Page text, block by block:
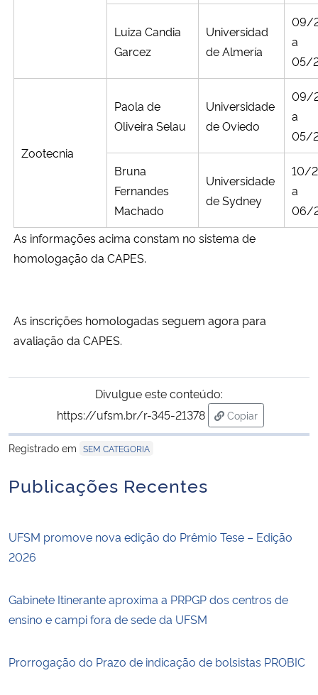
Luiza Candia
Garcez
Universidad
de Almería
09/
a
05/
Zootecnia
Paola de
Oliveira Selau
Universidade
de Oviedo
09/
a
05/
Bruna
Fernandes
Machado
Universidade
de Sydney
10/
a
06/
As informações acima constam no sistema de
homologação da CAPES.
As inscrições homologadas seguem agora para
avaliação da CAPES.
Divulgue este conteúdo:
https://ufsm.br/r-345-21378
Copiar
para área de
Registrado em SEM CATEGORIA
Publicações Recentes
UFSM promove nova edição do Prêmio Tese – Edição
2026
Gabinete Itinerante aproxima a PRPGP dos centros de
ensino e campi fora de sede da UFSM
Prorrogação do Prazo de indicação de bolsistas PROBIC